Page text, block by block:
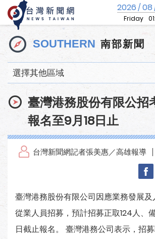
2026/08
Friday
SOUTHERN 南部新聞
選擇其他區域
臺灣港務股份有限公招
報名至9月18日止
台灣新聞網記者張美惠／高雄報導
臺灣港務股份有限公司因應業務發展
從業人員招募，預計招募正取124人、
日截止報名。 臺灣港務公司表示，招